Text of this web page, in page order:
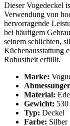
Dieser Vogedeckel
Verwendung von
hervorragende
bei häufigem
seinem schlichten,
Küchenausstattung
Robustheit erfüllt.
Marke:
Material:
Gewicht:
Typ: Deckel
Farbe: Silber